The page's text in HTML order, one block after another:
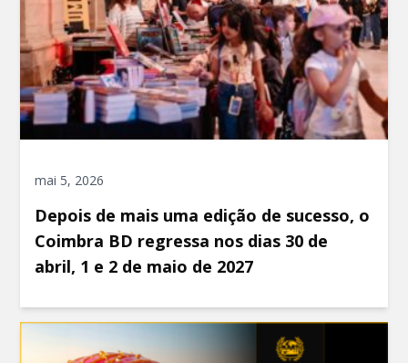
mai 5, 2026
Depois de mais uma edição de sucesso, o
Coimbra BD regressa nos dias 30 de
abril, 1 e 2 de maio de 2027